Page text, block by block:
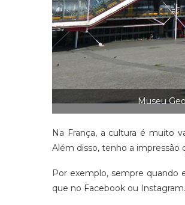
Museu
Na França, a cultura é muito
Além disso, tenho a impressão
Por exemplo, sempre
que no Facebook ou Instagram.